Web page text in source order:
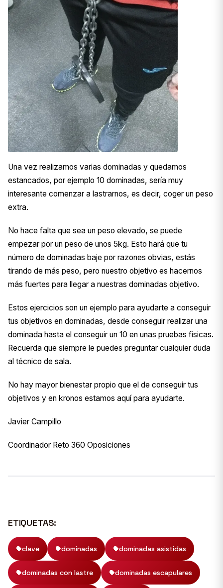
Una vez realizamos varias dominadas y quedamos
estancados, por ejemplo 10 dominadas, sería muy
interesante comenzar a lastrarnos, es decir, coger un peso
extra.
No hace falta que sea un peso elevado, se puede
empezar por un peso de unos 5kg. Esto hará que tu
número de dominadas baje por razones obvias, estás
tirando de más peso, pero nuestro objetivo es hacernos
más fuertes para llegar a nuestras dominadas objetivo.
Estos ejercicios son un ejemplo para ayudarte a conseguir
tus objetivos en dominadas, desde conseguir realizar una
dominada hasta el conseguir un 10 en unas pruebas físicas.
Recuerda que siempre le puedes preguntar cualquier duda
al técnico de sala.
No hay mayor bienestar propio que el de conseguir tus
objetivos y en kronos estamos aquí para ayudarte.
Javier Campillo
Coordinador Reto 360 Oposiciones
ETIQUETAS:
clave dominadas dominadas asistidas
dominadas con lastre dominadas escapulares